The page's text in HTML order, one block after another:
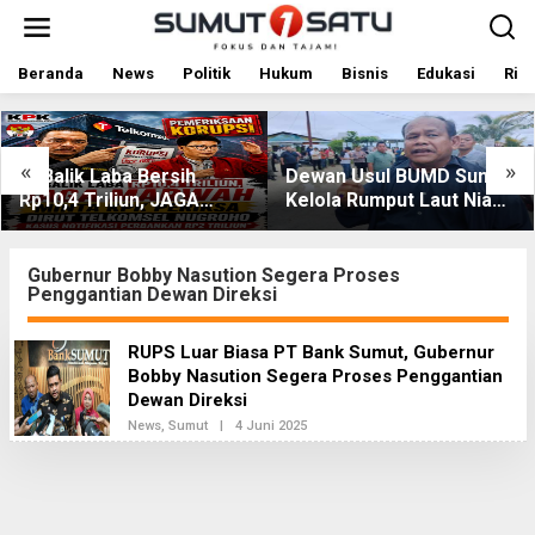
t
i
k
o
n
Beranda News Politik Hukum Bisnis Edukasi
« »
Bersih
JAGA
KPK
Dugaan
Dewan Usul BUMD Sumut
Kelola Rumput Laut Nias
Utara dari Hulu ke Hilir
Kolaborasi
DPRD
Gubernur Bobby Nasution Segera Proses
Penggantian Dewan Direksi
RUPS Luar Biasa PT Bank Sumut, Gubernur
Bobby Nasution Segera Proses Penggantian
Dewan Direksi
News, Sumut | 4 Juni 2025O
L